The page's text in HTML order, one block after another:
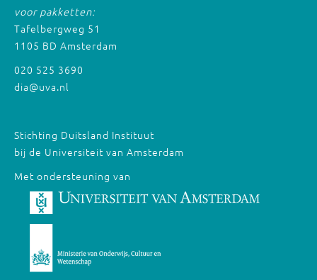
voor pakketten:
Tafelbergweg 51
1105 BD Amsterdam
020 525 3690
dia@uva.nl
Stichting Duitsland Instituut
bij de Universiteit van Amsterdam
Met ondersteuning van